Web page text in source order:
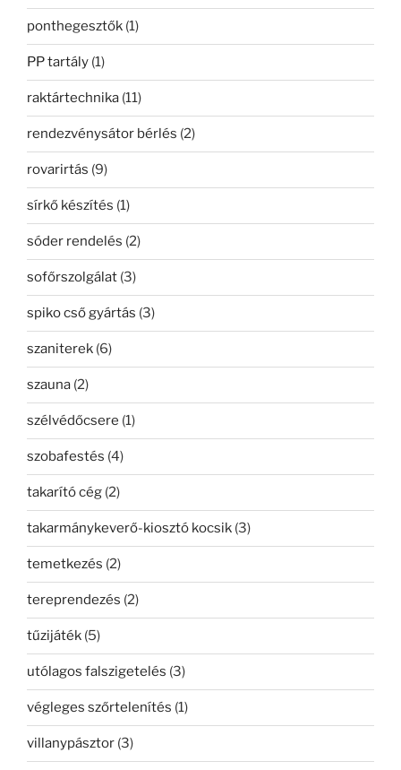
ponthegesztők (1)
PP tartály (1)
raktártechnika (11)
rendezvénysátor bérlés (2)
rovarirtás (9)
sírkő készítés (1)
sóder rendelés (2)
sofőrszolgálat (3)
spiko cső gyártás (3)
szaniterek (6)
szauna (2)
szélvédőcsere (1)
szobafestés (4)
takarító cég (2)
takarmánykeverő-kiosztó kocsik (3)
temetkezés (2)
tereprendezés (2)
tűzijáték (5)
utólagos falszigetelés (3)
végleges szőrtelenítés (1)
villanypásztor (3)